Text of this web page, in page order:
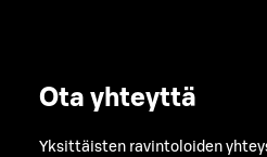
Ota yhteyttä
Yksittäisten ravintoloiden